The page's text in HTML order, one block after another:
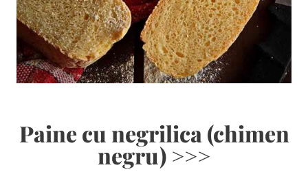
Paine cu negrilica (chimen
negru) >>>